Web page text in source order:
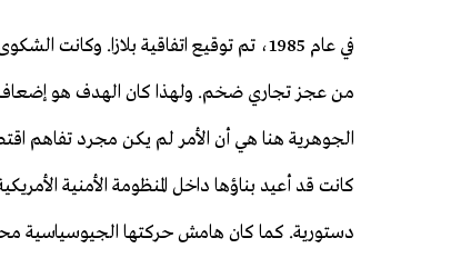
في عام 1985، تم توقيع اتفاقية بلازا.
من عجز تجاري ضخم. ولهذا كان الهدف هو إضعاف
الجوهرية هنا هي أن الأمر لم يكن مجرد تفاهم
كانت قد أعيد بناؤها داخل المنظومة الأمنية
دستورية. كما كان هامش حركتها الجيوسياسية